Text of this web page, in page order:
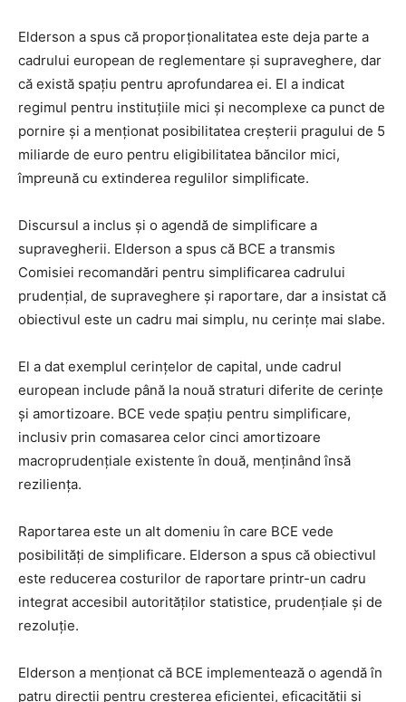
Elderson a spus că proporționalitatea este deja parte a
cadrului european de reglementare și supraveghere, dar
că există spațiu pentru aprofundarea ei. El a indicat
regimul pentru instituțiile mici și necomplexe ca punct de
pornire și a menționat posibilitatea creșterii pragului de 5
miliarde de euro pentru eligibilitatea băncilor mici,
împreună cu extinderea regulilor simplificate.
Discursul a inclus și o agendă de simplificare a
supravegherii. Elderson a spus că BCE a transmis
Comisiei recomandări pentru simplificarea cadrului
prudențial, de supraveghere și raportare, dar a insistat că
obiectivul este un cadru mai simplu, nu cerințe mai slabe.
El a dat exemplul cerințelor de capital, unde cadrul
european include până la nouă straturi diferite de cerințe
și amortizoare. BCE vede spațiu pentru simplificare,
inclusiv prin comasarea celor cinci amortizoare
macroprudențiale existente în două, menținând însă
reziliența.
Raportarea este un alt domeniu în care BCE vede
posibilități de simplificare. Elderson a spus că obiectivul
este reducerea costurilor de raportare printr-un cadru
integrat accesibil autorităților statistice, prudențiale și de
rezoluție.
Elderson a menționat că BCE implementează o agendă în
patru direcții pentru creșterea eficienței, eficacității și